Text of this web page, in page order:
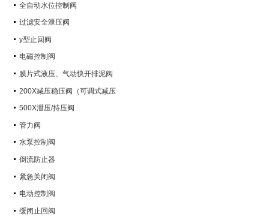
全自动水位控制阀
过滤安全泄压阀
y型止回阀
电磁控制阀
膜片式液压、气动快开排泥阀
200X减压稳压阀（可调式减压
阀）
500X泄压/持压阀
管力阀
水泵控制阀
倒流防止器
紧急关闭阀
电动控制阀
缓闭止回阀